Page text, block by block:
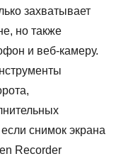
захватывает
но также
и веб-камеру.
снимок экрана
Recorder